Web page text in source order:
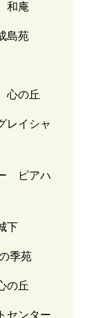
和庵
島苑
心の丘
レイシャ
ピアハ
下
季苑
の丘
センター